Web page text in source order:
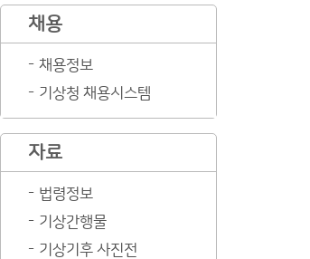
채용
채용정보
기상청 채용시스템
자료
법령정보
기상간행물
기상기후 사진전